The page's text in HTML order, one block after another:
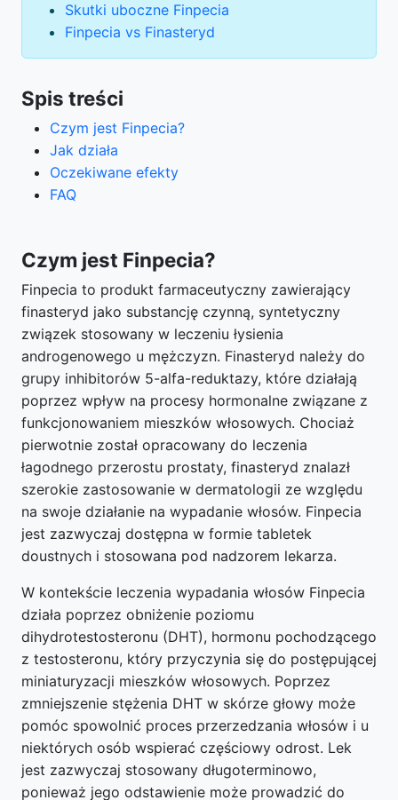
Skutki uboczne Finpecia
Finpecia vs Finasteryd
Spis treści
Czym jest Finpecia?
Jak działa
Oczekiwane efekty
FAQ
Czym jest Finpecia?
Finpecia to produkt farmaceutyczny zawierający
finasteryd jako substancję czynną, syntetyczny
związek stosowany w leczeniu łysienia
androgenowego u mężczyzn. Finasteryd należy do
grupy inhibitorów 5-alfa-reduktazy, które działają
poprzez wpływ na procesy hormonalne związane z
funkcjonowaniem mieszków włosowych. Chociaż
pierwotnie został opracowany do leczenia
łagodnego przerostu prostaty, finasteryd znalazł
szerokie zastosowanie w dermatologii ze względu
na swoje działanie na wypadanie włosów. Finpecia
jest zazwyczaj dostępna w formie tabletek
doustnych i stosowana pod nadzorem lekarza.
W kontekście leczenia wypadania włosów Finpecia
działa poprzez obniżenie poziomu
dihydrotestosteronu (DHT), hormonu pochodzącego
z testosteronu, który przyczynia się do postępującej
miniaturyzacji mieszków włosowych. Poprzez
zmniejszenie stężenia DHT w skórze głowy może
pomóc spowolnić proces przerzedzania włosów i u
niektórych osób wspierać częściowy odrost. Lek
jest zazwyczaj stosowany długoterminowo,
ponieważ jego odstawienie może prowadzić do